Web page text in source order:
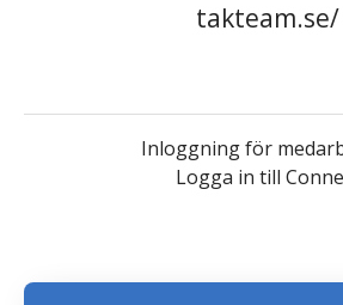
takteam.se/
Inloggning för
Logga in till